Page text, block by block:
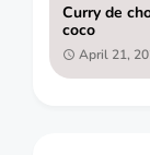
Curry de
coco
April 21,